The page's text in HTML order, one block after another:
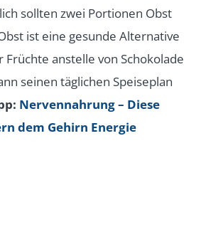
sollten zwei Portionen Obst
ist eine gesunde Alternative
Früchte anstelle von Schokolade
seinen täglichen Speiseplan
Nervennahrung – Diese
dem Gehirn Energie